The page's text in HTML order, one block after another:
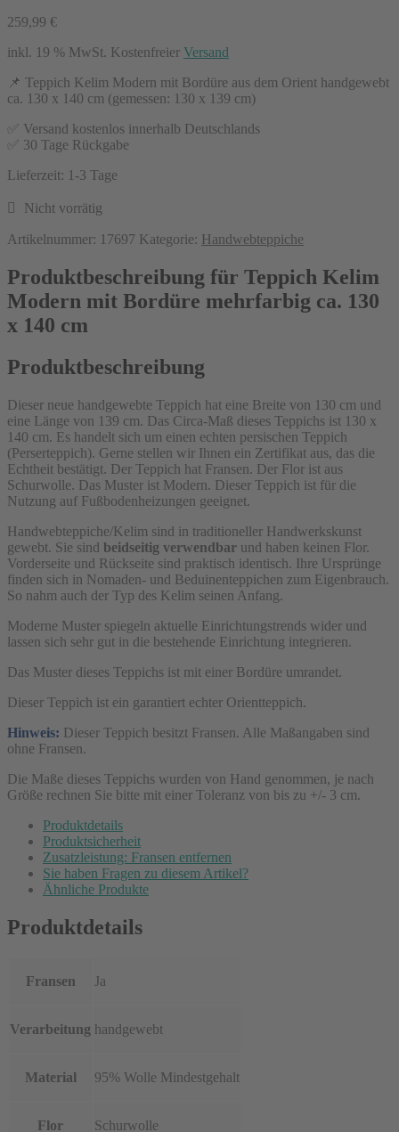
259,99 €
inkl. 19 % MwSt. Kostenfreier Versand
📌 Teppich Kelim Modern mit Bordüre aus dem Orient handgewebt
ca. 130 x 140 cm (gemessen: 130 x 139 cm)
✅ Versand kostenlos innerhalb Deutschlands
✅ 30 Tage Rückgabe
Lieferzeit: 1-3 Tage
Nicht vorrätig
Artikelnummer: 17697 Kategorie: Handwebteppiche
Produktbeschreibung für Teppich Kelim
Modern mit Bordüre mehrfarbig ca. 130
x 140 cm
Produktbeschreibung
Dieser neue handgewebte Teppich hat eine Breite von 130 cm und
eine Länge von 139 cm. Das Circa-Maß dieses Teppichs ist 130 x
140 cm. Es handelt sich um einen echten persischen Teppich
(Perserteppich). Gerne stellen wir Ihnen ein Zertifikat aus, das die
Echtheit bestätigt. Der Teppich hat Fransen. Der Flor ist aus
Schurwolle. Das Muster ist Modern. Dieser Teppich ist für die
Nutzung auf Fußbodenheizungen geeignet.
Handwebteppiche/Kelim sind in traditioneller Handwerkskunst
gewebt. Sie sind beidseitig verwendbar und haben keinen Flor.
Vorderseite und Rückseite sind praktisch identisch. Ihre Ursprünge
finden sich in Nomaden- und Beduinenteppichen zum Eigenbrauch.
So nahm auch der Typ des Kelim seinen Anfang.
Moderne Muster spiegeln aktuelle Einrichtungstrends wider und
lassen sich sehr gut in die bestehende Einrichtung integrieren.
Das Muster dieses Teppichs ist mit einer Bordüre umrandet.
Dieser Teppich ist ein garantiert echter Orientteppich.
Hinweis: Dieser Teppich besitzt Fransen. Alle Maßangaben sind
ohne Fransen.
Die Maße dieses Teppichs wurden von Hand genommen, je nach
Größe rechnen Sie bitte mit einer Toleranz von bis zu +/- 3 cm.
Produktdetails
Produktsicherheit
Zusatzleistung: Fransen entfernen
Sie haben Fragen zu diesem Artikel?
Ähnliche Produkte
Produktdetails
Fransen Ja
Verarbeitung handgewebt
Material 95% Wolle Mindestgehalt
Flor Schurwolle